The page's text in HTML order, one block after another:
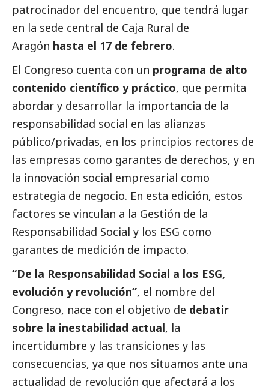
patrocinador del encuentro, que tendrá lugar
en la sede central de Caja Rural de
Aragón hasta el 17 de febrero.
El Congreso cuenta con un programa de alto
contenido científico y práctico, que permita
abordar y desarrollar la importancia de la
responsabilidad social en las alianzas
público/privadas, en los principios rectores de
las empresas como garantes de derechos, y en
la innovación social empresarial como
estrategia de negocio. En esta edición, estos
factores se vinculan a la Gestión de la
Responsabilidad Social y los ESG como
garantes de medición de impacto.
“De la Responsabilidad Social a los ESG,
evolución y revolución”, el nombre del
Congreso, nace con el objetivo de debatir
sobre la inestabilidad actual, la
incertidumbre y las transiciones y las
consecuencias, ya que nos situamos ante una
actualidad de revolución que afectará a los